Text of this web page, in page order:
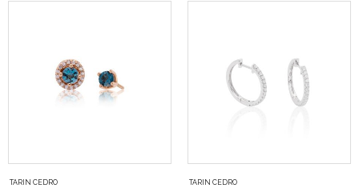
TARIN CEDRO
TARIN CEDRO